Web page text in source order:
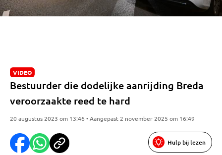
VIDEO
Bestuurder die dodelijke aanrijding Breda
veroorzaakte reed te hard
20 augustus 2023 om 13:46 • Aangepast 2 november 2025 om 16:49
Hulp bij lezen